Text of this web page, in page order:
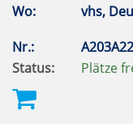
Wo:
vhs,
Nr.:
Status:
Plätze